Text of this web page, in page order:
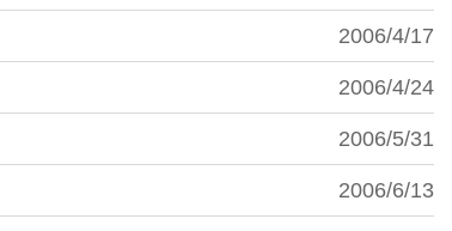
2006/4/17
2006/4/24
2006/5/31
2006/6/13